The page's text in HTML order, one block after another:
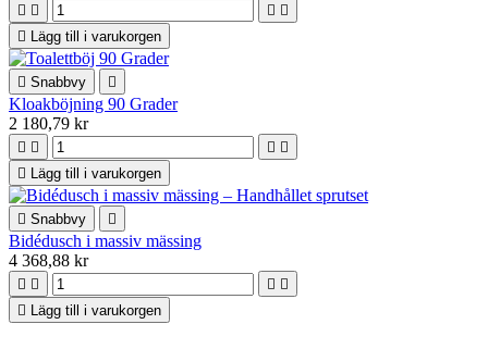
   

Lägg till i varukorgen
 Snabbvy 
Kloakböjning 90 Grader
2 180,79 kr
   

Lägg till i varukorgen
 Snabbvy 
Bidédusch i massiv mässing
4 368,88 kr
   

Lägg till i varukorgen